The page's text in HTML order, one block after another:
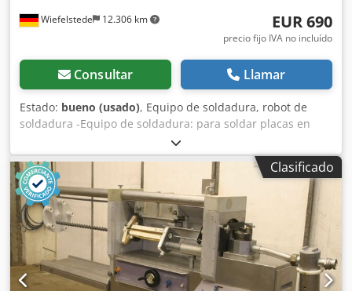
Wiefelstede 12.306 km EUR 690
precio fijo IVA no incluído
Consultar Llamar
Estado: bueno (usado), Equipo de soldadura, robot de
soldadura -Equipo de soldadura: para soldar placas en
ángulo. -Con: ajuste del recorrido (final de carrera). -
Neumático: sistema de sujeción del material (en ángulo). -
Velocidad de soldadura: ajustable. Djdpfxjb A Hrle Aklswa -
Sin: equipo de soldadura con gas protector.
Clasificado